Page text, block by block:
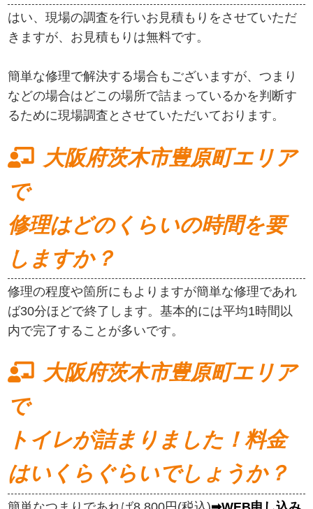
はい、現場の調査を行いお見積もりをさせていただ
きますが、お見積もりは無料です。
簡単な修理で解決する場合もございますが、つまり
などの場合はどこの場所で詰まっているかを判断す
るために現場調査とさせていただいております。
大阪府茨木市豊原町エリア
で
修理はどのくらいの時間を要
しますか？
修理の程度や箇所にもよりますが簡単な修理であれ
ば30分ほどで終了します。基本的には平均1時間以
内で完了することが多いです。
大阪府茨木市豊原町エリア
で
トイレが詰まりました！料金
はいくらぐらいでしょうか？